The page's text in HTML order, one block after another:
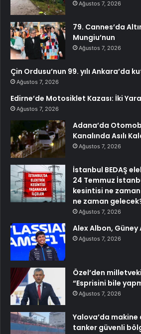
Ağustos 7, 2026
79. Cannes’da
Mungiu’nun
Ağustos 7, 2026
Çin Ordusu’nun 99. yılı Ankara’da
Ağustos 7, 2026
Edirne’de Motosiklet Kazası: İki
Ağustos 7, 2026
Adana’da
Kanalında Asılı
Ağustos 7, 2026
İstanbul BEDAŞ
24 Temmuz
kesintisi ne
ne zaman
Ağustos 7, 2026
Alex Albon,
Ağustos 7, 2026
Özel’den
“Esprisini bile
Ağustos 7, 2026
Yalova’da makine
tanker güvenli